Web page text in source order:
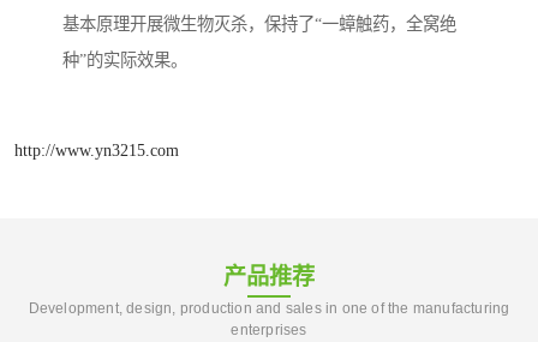
基本原理开展微生物灭杀，保持了“一蟑触药，全窝绝
种”的实际效果。
http://www.yn3215.com
产品推荐
Development, design, production and sales in one of the manufacturing
enterprises